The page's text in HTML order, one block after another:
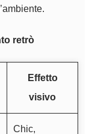
retrò
Effetto
visivo
Chic,